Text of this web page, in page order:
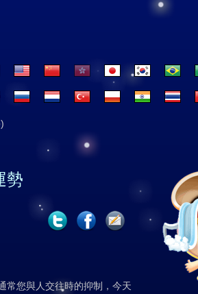
勢
常您與人交往時的抑制，今天